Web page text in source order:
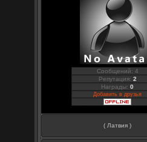
Сообщений: 4
Репутация: 2
Награды:0
Добавить в друзья
( Латвия )